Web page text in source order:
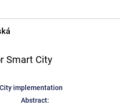
Smart City
implementation
Abstract: